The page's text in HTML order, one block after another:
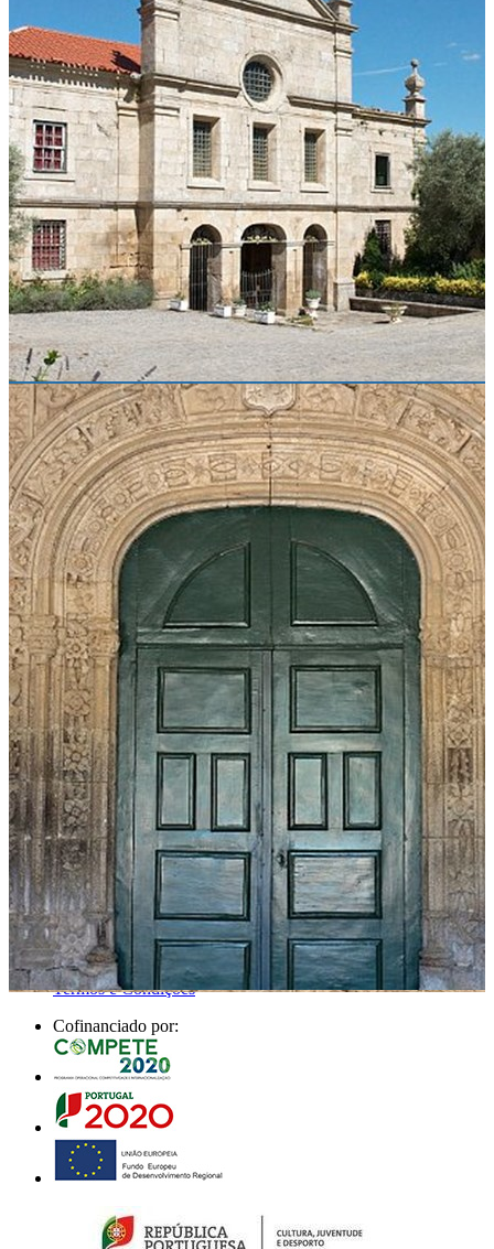
Ver direções
Horário
Terça-feira a domingo: 10h00 - 13h00 / 14h00 - 18h00
Encerra nos dias 1 de janeiro, 1 de maio, Domingo de Páscoa,
Feriado Municipal de Lamego (8 de setembro) e Dia de Natal
(25 de dezembro)
Preço
Bilhete geral: 3€
Contacto
Tel.: (+351) 254 698 059 / (+351)254 600 230 - Museu de
Lamego
Email: valedovarosa.visitar@culturanorte.gov.pt
Website:valedovarosa.gov.pt
Sugestões de Agenda
Conhecer
Locais
Eventos
Rota
Saber
Participar
Estatuto dos Profissionais da Área da Cultura
Plano Nacional das Artes
Mecenato Cultural
Apoiar a cultura através do seu IRS
Autorização de residência por Investimento
Criar
Apoios
Siga-nos
Contactos Organismos
Contacto Institucional
Quem Somos
Termos e Condições
Cofinanciado por: